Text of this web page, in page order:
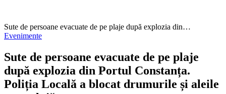
Sute de persoane evacuate de pe plaje după explozia din…
Evenimente
Sute de persoane evacuate de pe plaje
după explozia din Portul Constanța.
Poliția Locală a blocat drumurile și aleile